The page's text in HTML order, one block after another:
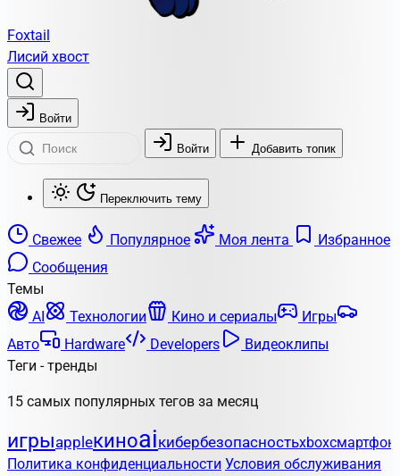
Foxtail
Лисий хвост
Войти
Войти Добавить топик
Переключить тему
Свежее Популярное Моя лента
Избранное
Сообщения
Темы
AI
Технологии Кино и сериалы
Игры
Авто
Hardware Developers
Видеоклипы
Теги - тренды
15 самых популярных тегов за месяц
игрыappleкиноaiкибербезопасностьxbox
Политика конфиденциальности Условия обслуживания